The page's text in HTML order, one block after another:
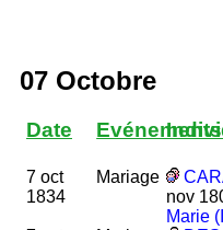
07 Octobre
Date Evénements
7 oct
1834
Mariage
nov
Marie